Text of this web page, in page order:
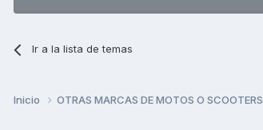
Ir a la lista de temas
Inicio OTRAS MARCAS DE MOTOS O SCOOTERS